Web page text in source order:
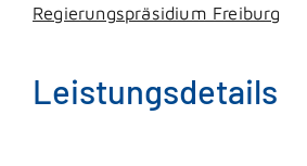
Regierungspräsidium Freiburg
Leistungsdetails